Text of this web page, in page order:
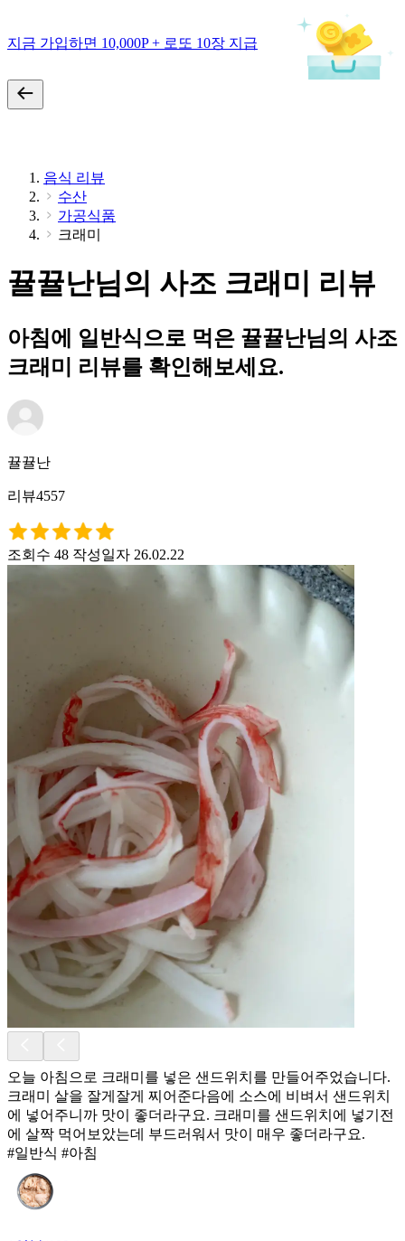
지금 가입하면 10,000P + 로또 10장 지급
음식 리뷰
수산
가공식품
크래미
뀰뀰난님의 사조 크래미 리뷰
아침에 일반식으로 먹은 뀰뀰난님의 사조
크래미 리뷰를 확인해보세요.
뀰뀰난
리뷰4557
조회수 48 작성일자 26.02.22
오늘 아침으로 크래미를 넣은 샌드위치를 만들어주었습니다.
크래미 살을 잘게잘게 찌어준다음에 소스에 비벼서 샌드위치
에 넣어주니까 맛이 좋더라구요. 크래미를 샌드위치에 넣기전
에 살짝 먹어보았는데 부드러워서 맛이 매우 좋더라구요.
#일반식 #아침